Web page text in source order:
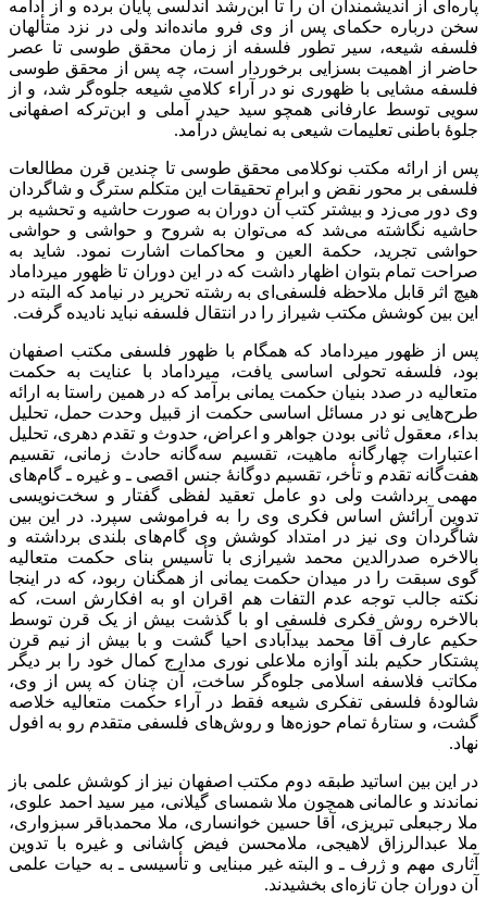
پاره‌ای از اندیشمندان آن را تا ابن‌رشد اندلسی پایان برده و از ادامه
سخن درباره حکمای پس از وی فرو مانده‌اند ولی در نزد متألهان
فلسفه شیعه، سیر تطور فلسفه از زمان محقق طوسی تا عصر
حاضر از اهمیت بسزایی برخوردار است، چه پس از محقق طوسی
فلسفه مشایی با ظهوری نو در آراء کلامی شیعه جلوه‌گر شد، و از
سویی توسط عارفانی همچو سید حیدر آملی و ابن‌ترکه اصفهانی
جلوۀ باطنی تعلیمات شیعی به نمایش درآمد.
پس از ارائه مکتب نوکلامی محقق طوسی تا چندین قرن مطالعات
فلسفی بر محور نقض و ابرام تحقیقات این متکلم سترگ و شاگردان
وی دور می‌زد و بیشتر کتب آن دوران به صورت حاشیه و تحشیه بر
حاشیه نگاشته می‌شد که می‌توان به شروح و حواشی و حواشی
حواشی تجرید، حكمة العين و محاکمات اشارت نمود. شاید به
صراحت تمام بتوان اظهار داشت که در این دوران تا ظهور میرداماد
هیچ اثر قابل ملاحظه فلسفی‌ای به رشته تحریر در نیامد که البته در
این بین کوشش مکتب شیراز را در انتقال فلسفه نباید نادیده گرفت.
پس از ظهور میرداماد که همگام با ظهور فلسفی مکتب اصفهان
بود، فلسفه تحولی اساسی یافت، میرداماد با عنایت به حکمت
متعالیه در صدد بنیان حکمت یمانی برآمد که در همین راستا به ارائه
طرح‌هایی نو در مسائل اساسی حکمت از قبيل وحدت حمل، تحليل
بداء، معقول ثانی بودن جواهر و اعراض، حدوث و تقدم دهری، تحلیل
اعتبارات چهارگانه ماهیت، تقسیم سه‌گانه حادث زمانی، تقسیم
هفت‌گانه تقدم و تأخر، تقسیم دوگانۀ جنس اقصی ـ و غیره ـ گام‌های
مهمی برداشت ولی دو عامل تعقید لفظی گفتار و سخت‌نویسی
تدوین آرائش اساس فکری وی را به فراموشی سپرد. در این بین
شاگردان وی نیز در امتداد کوشش وی گام‌های بلندی برداشته و
بالاخره صدرالدین محمد شیرازی با تأسیس بنای حکمت متعالیه
گوی سبقت را در میدان حکمت یمانی از همگنان ربود، که در اینجا
نکته جالب توجه عدم التفات هم اقران او به افکارش است، که
بالاخره روش فکری فلسفی او با گذشت بیش از یک قرن توسط
حکیم عارف آقا محمد بیدآبادی احیا گشت و با بیش از نیم قرن
پشتکار حکیم بلند آوازه ملاعلی نوری مدارج کمال خود را بر دیگر
مکاتب فلاسفه اسلامی جلوه‌گر ساخت، آن چنان که پس از وی،
شالودۀ فلسفی تفکری شیعه فقط در آراء حکمت متعالیه خلاصه
گشت، و ستارۀ تمام حوزه‌ها و روش‌های فلسفی متقدم رو به افول
نهاد.
در این بین اساتید طبقه دوم مكتب اصفهان نیز از کوشش علمی باز
نماندند و عالمانی همچون ملا شمسای گیلانی، میر سید احمد علوی،
ملا رجبعلی تبریزی، آقا حسین خوانساری، ملا محمدباقر سبزواری،
ملا عبدالرزاق لاهيجی، ملامحسن فیض کاشانی و غیره با تدوین
آثاری مهم و ژرف ـ و البته غیر مبنایی و تأسیسی ـ به حیات علمی
آن دوران جان تازه‌ای بخشیدند.